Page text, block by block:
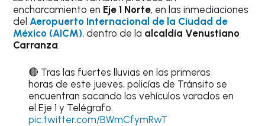
encharcamiento en Eje 1 Norte, en las inmediaciones
delAeropuerto Internacional de la Ciudad de
México (AICM), dentro de la alcaldía Venustiano
Carranza.
🔴 Tras las fuertes lluvias en las primeras
horas de este jueves, policías de Tránsito se
encuentran sacando los vehículos varados en
el Eje 1 y Telégrafo.
pic.twitter.com/BWmCfymRwT